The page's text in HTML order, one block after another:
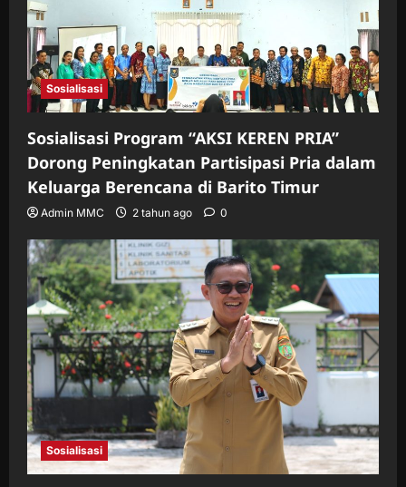
Sosialisasi
Sosialisasi Program “AKSI KEREN PRIA”
Dorong Peningkatan Partisipasi Pria dalam
Keluarga Berencana di Barito Timur
Admin MMC 2 tahun ago 0
Sosialisasi